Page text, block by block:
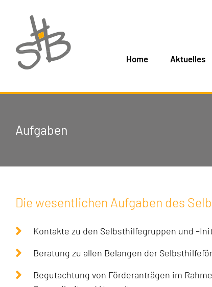
Home Aktuelles
Aufgaben
Die wesentlichen Aufgaben des
Kontakte zu den Selbsthilfegruppen und
Beratung zu allen Belangen der
Begutachtung von Förderanträgen im